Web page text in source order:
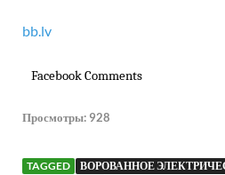
bb.lv
Facebook Comments
Просмотры: 928
TAGGED ВОРОВАННОЕ